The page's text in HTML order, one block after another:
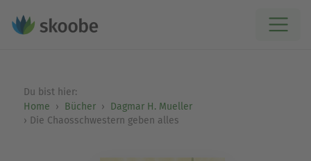
Du bist hier:
Home
Bücher
Dagmar H. Mueller
Die Chaosschwestern geben alles